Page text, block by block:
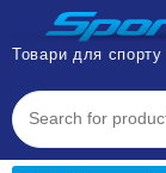
Перейти
вмісту
Товари для спорту